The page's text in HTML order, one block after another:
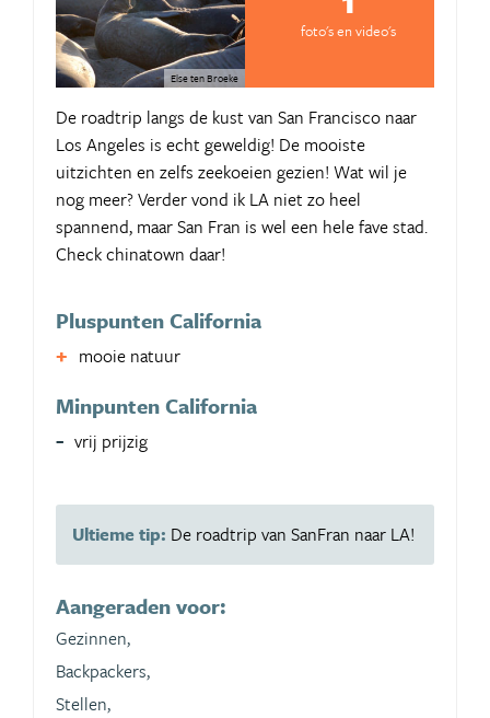
Else ten Broeke
foto's en video's
De roadtrip langs de kust van San Francisco naar
Los Angeles is echt geweldig! De mooiste
uitzichten en zelfs zeekoeien gezien! Wat wil je
nog meer? Verder vond ik LA niet zo heel
spannend, maar San Fran is wel een hele fave stad.
Check chinatown daar!
Pluspunten California
mooie natuur
Minpunten California
vrij prijzig
Ultieme tip: De roadtrip van SanFran naar LA!
Aangeraden voor:
Gezinnen,
Backpackers,
Stellen,